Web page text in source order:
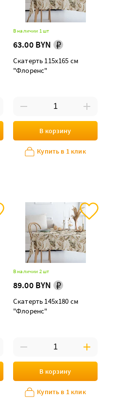
В наличии 1 шт
63.00 BYN
Скатерть 115х165 см
"Флоренс"
В корзину
Купить в 1 клик
В наличии 2 шт
89.00 BYN
Скатерть 145х180 см
"Флоренс"
В корзину
Купить в 1 клик